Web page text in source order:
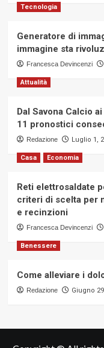
Tecnologia
Generatore di
immagine sta
Francesca Devincenzi
Attualità
Dal Savona Calcio
11 pronostici
Redazione Luglio 1,
Casa Economia
Reti elettrosaldate
criteri di scelta per
e recinzioni
Francesca Devincenzi
Benessere
Come alleviare i
Redazione Giugno